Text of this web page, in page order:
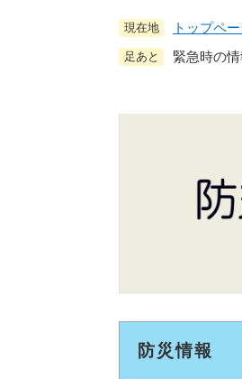
現在地 トップペ
足あと 緊急時の
防災情報